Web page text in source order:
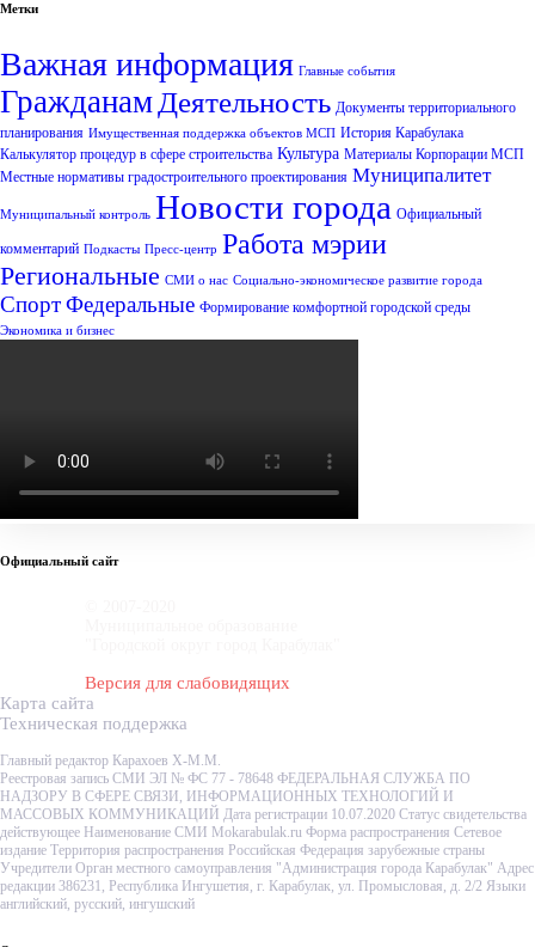
Метки
Важная информация Главные события
Гражданам Деятельность Документы территориального
планирования Имущественная поддержка объектов МСП История Карабулака
Калькулятор процедур в сфере строительства Культура Материалы Корпорации МСП
Местные нормативы градостроительного проектирования Муниципалитет
Муниципальный контроль Новости города Официальный
комментарий Подкасты Пресс-центр Работа мэрии
Региональные СМИ о нас Социально-экономическое развитие города
СпортФедеральные Формирование комфортной городской среды
Экономика и бизнес
Официальный сайт
Версия для слабовидящих
Карта сайта
Техническая поддержка
Главный редактор Карахоев Х-М.М.
Реестровая запись СМИ ЭЛ № ФС 77 - 78648 ФЕДЕРАЛЬНАЯ СЛУЖБА ПО
НАДЗОРУ В СФЕРЕ СВЯЗИ, ИНФОРМАЦИОННЫХ ТЕХНОЛОГИЙ И
МАССОВЫХ КОММУНИКАЦИЙ Дата регистрации 10.07.2020 Статус свидетельства
действующее Наименование СМИ Mokarabulak.ru Форма распространения Сетевое
издание Территория распространения Российская Федерация зарубежные страны
Учредители Орган местного самоуправления "Администрация города Карабулак" Адрес
редакции 386231, Республика Ингушетия, г. Карабулак, ул. Промысловая, д. 2/2 Языки
английский, русский, ингушский